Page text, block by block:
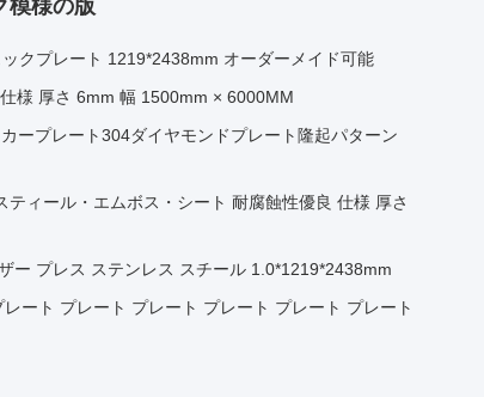
模様の版
クプレート 1219*2438mm オーダーメイド可能
様 厚さ 6mm 幅 1500mm × 6000MM
ープレート304ダイヤモンドプレート隆起パターン
ィール・エムボス・シート 耐腐蝕性優良 仕様 厚さ
ー プレス ステンレス スチール 1.0*1219*2438mm
ート プレート プレート プレート プレート プレート